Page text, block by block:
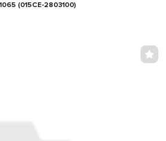
(015CE-2803100)